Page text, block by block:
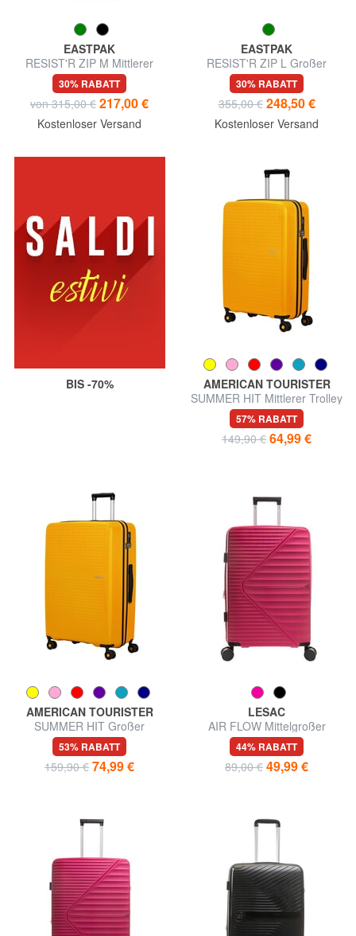
EASTPAK
RESIST'R ZIP M Mittlerer
Trolley
30% RABATT
von 315,00 € 217,00 €
Kostenloser Versand
EASTPAK
RESIST'R ZIP L Großer
Wagen
30% RABATT
355,00 € 248,50 €
Kostenloser Versand
BIS -70%
AMERICAN TOURISTER
SUMMER HIT Mittlerer Trolley
57% RABATT
149,90 € 64,99 €
AMERICAN TOURISTER
SUMMER HIT Großer
Einkaufswagen
53% RABATT
159,90 € 74,99 €
LESAC
AIR FLOW Mittelgroßer
erweiterbarer Trolley
44% RABATT
89,00 € 49,99 €